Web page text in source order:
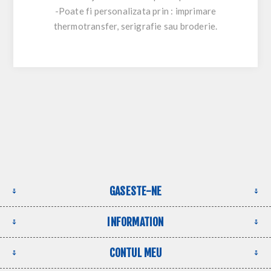
-Poate fi personalizata prin : imprimare
thermotransfer, serigrafie sau broderie.
GASESTE-NE
INFORMATION
CONTUL MEU